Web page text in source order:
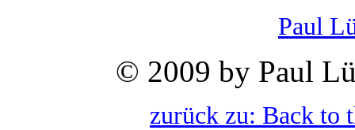
Paul
© 2009 by Paul
zurück zu: Back to